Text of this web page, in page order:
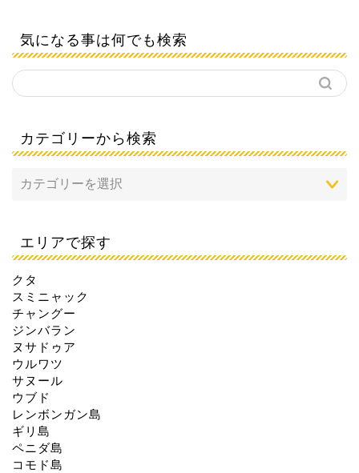
気になる事は何でも検索
カテゴリーから検索
エリアで探す
クタ
スミニャック
チャングー
ジンバラン
ヌサドゥア
ウルワツ
サヌール
ウブド
レンボンガン島
ギリ島
ペニダ島
コモド島